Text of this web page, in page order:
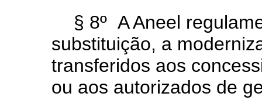
§ 8º A Aneel
substituição, a
transferidos aos
ou aos autorizados de